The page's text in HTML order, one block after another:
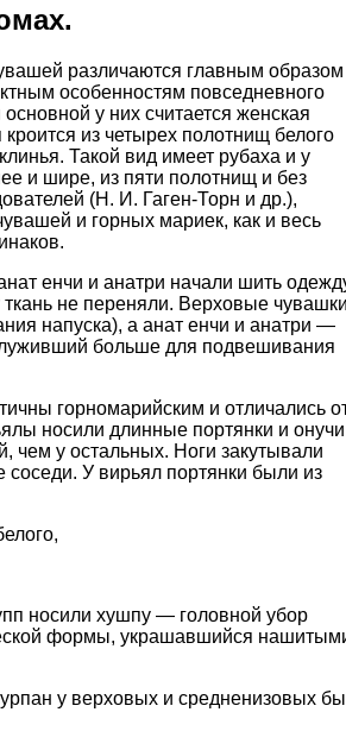
различаются главным образом
особенностям повседневного
у них считается женская
из четырех полотнищ белого
Такой вид имеет рубаха и у
и шире, из пяти полотнищ и без
(Н. И. Гаген-Торн и др.),
и горных мариек, как и весь
енчи и анатри начали шить
ткань не переняли. Верховые
напуска), а анат енчи и анатри —
больше для подвешивания
горномарийским и отличались
носили длинные портянки и
чем у остальных. Ноги закутывали
соседи. У вирьял портянки были из
носили хушпу — головной убор
формы, украшавшийся
у верховых и средненизовых